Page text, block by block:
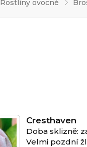
Rostliny ovocné
Cresthaven
Doba sklizně:
Velmi pozdní